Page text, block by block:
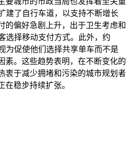
建了自行车道，以支持不断增长
的偏好急剧上升，出于卫生考虑和
选择移动支付方式。此外，约
为促使他们选择共享单车而不是
素。这些趋势表明，在不断变化的
衷于减少拥堵和污染的城市规划者
在稳步持续扩张。